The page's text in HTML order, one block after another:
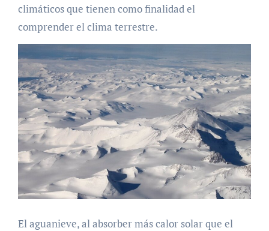
climáticos que tienen como finalidad el
comprender el clima terrestre.
El aguanieve, al absorber más calor solar que el